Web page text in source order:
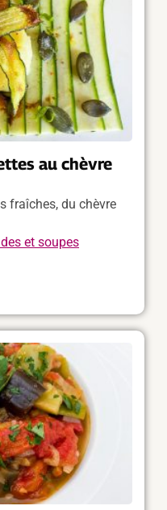
au chèvre
fraîches, du chèvre
et soupes